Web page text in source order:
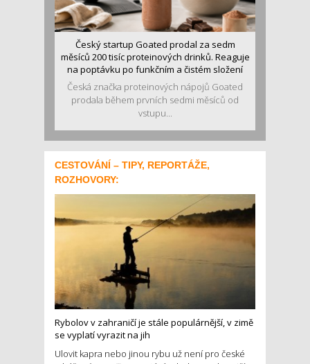
Český startup Goated prodal za sedm
měsíců 200 tisíc proteinových drinků. Reaguje
na poptávku po funkčním a čistém složení
Česká značka proteinových nápojů Goated
prodala během prvních sedmi měsíců od
vstupu...
CESTOVÁNÍ – TIPY, REPORTÁŽE,
ROZHOVORY:
Rybolov v zahraničí je stále populárnější, v zimě
se vyplatí vyrazit na jih
Ulovit kapra nebo jinou rybu už není pro české